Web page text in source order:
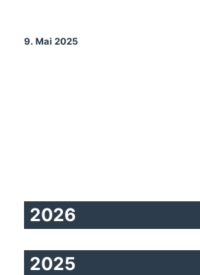
9. Mai 2025
2026
2025